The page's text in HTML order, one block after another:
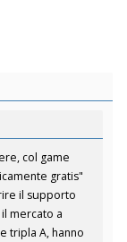
col game
gratis"
il supporto
mercato a
tripla A, hanno